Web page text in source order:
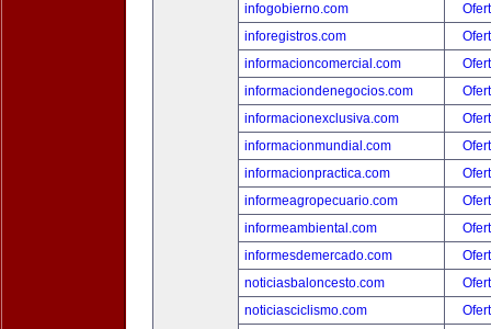
infogobierno.com
inforegistros.com
informacioncomercial.com
informaciondenegocios.com
informacionexclusiva.com
informacionmundial.com
informacionpractica.com
informeagropecuario.com
informeambiental.com
informesdemercado.com
noticiasbaloncesto.com
noticiasciclismo.com